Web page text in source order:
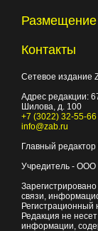
Контакты
Сетевое издание
Адрес редакции:
Шилова, д. 100
+7 (3022) 32-55-66
info@zab.ru
Главный
Учредитель -
связи,
Редакция не
информации,